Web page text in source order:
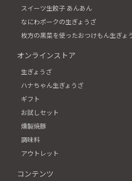
スイーツ生餃子 あんあん
なにわポークの生ぎょうざ
枚方の黒菜を使ったおつけもん生ぎょ
オンラインストア
生ぎょうざ
ハナちゃん生ぎょうざ
ギフト
お試しセット
燻製焼豚
調味料
アウトレット
コンテンツ